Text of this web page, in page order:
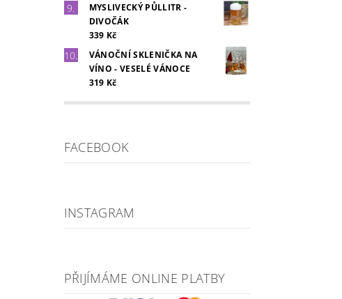
MYSLIVECKÝ PŮLLITR -
DIVOČÁK
339 Kč
VÁNOČNÍ SKLENIČKA NA
VÍNO - VESELÉ VÁNOCE
319 Kč
FACEBOOK
INSTAGRAM
PŘIJÍMÁME ONLINE PLATBY